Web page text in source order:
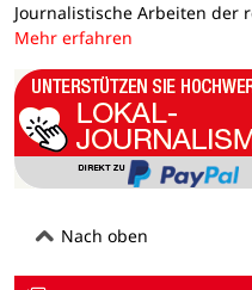
Journalistische Arbeiten der
Mehr erfahren
Nach oben